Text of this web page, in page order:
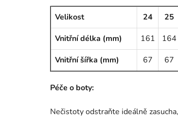
Velikost 24 25
Vnitřní délka (mm)
161 164
Vnitřní šířka (mm)
67 67
Péče o boty:
Nečistoty odstraňte ideálně zasucha,